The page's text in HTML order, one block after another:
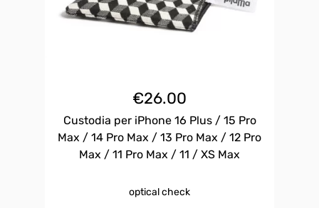
€26.00
Custodia per iPhone 16 Plus / 15 Pro
Max / 14 Pro Max / 13 Pro Max / 12 Pro
Max / 11 Pro Max / 11 / XS Max
optical check